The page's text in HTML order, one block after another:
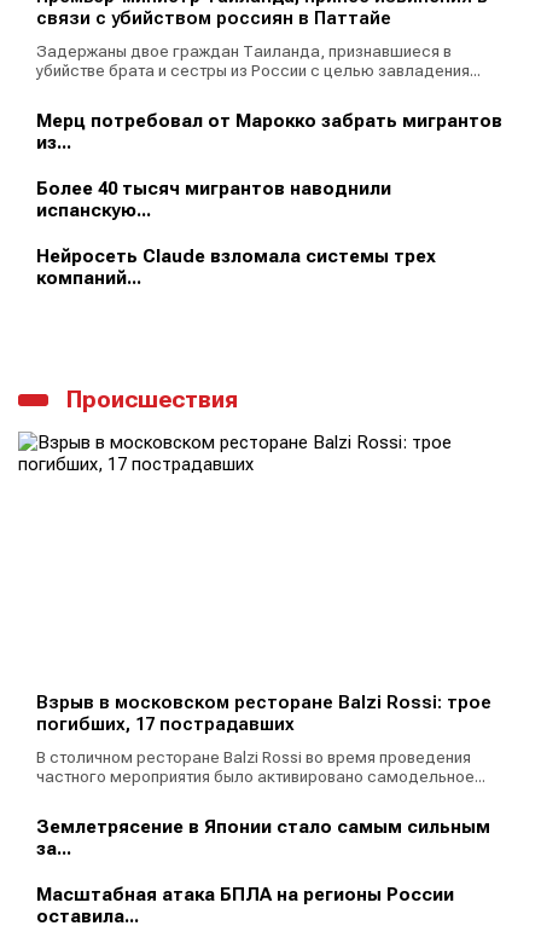
связи с убийством россиян в Паттайе
Задержаны двое граждан Таиланда, признавшиеся в
убийстве брата и сестры из России с целью завладения...
Мерц потребовал от Марокко забрать мигрантов
из...
Более 40 тысяч мигрантов наводнили
испанскую...
Нейросеть Claude взломала системы трех
компаний...
Происшествия
Взрыв в московском ресторане Balzi Rossi: трое
погибших, 17 пострадавших
В столичном ресторане Balzi Rossi во время проведения
частного мероприятия было активировано самодельное...
Землетрясение в Японии стало самым сильным
за...
Масштабная атака БПЛА на регионы России
оставила...